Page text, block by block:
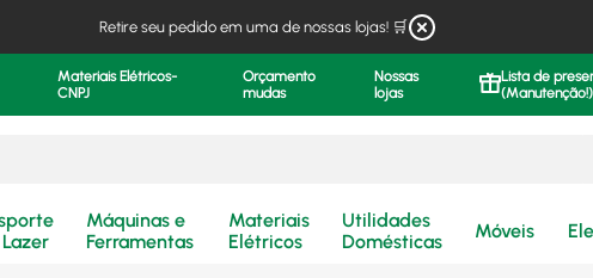
Retire seu pedido em uma de nossas lojas! 🛒
Materiais Elétricos-
CNPJ
Orçamento
mudas
Nossas
lojas
Lista de
(Manutenção!)
Máquinas e
Ferramentas
Materiais
Elétricos
Utilidades
Domésticas
Móveis